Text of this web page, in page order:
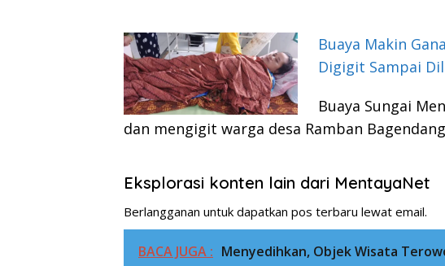
Buaya Makin
Digigit Sampai
Buaya Sungai
dan mengigit warga desa Ramban
Eksplorasi konten lain dari MentayaNet
Berlangganan untuk dapatkan pos terbaru lewat email.
BACA JUGA : Menyedihkan, Objek Wisata